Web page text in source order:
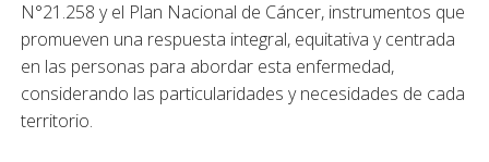
N°21.258 y el Plan Nacional de Cáncer, instrumentos que
promueven una respuesta integral, equitativa y centrada
en las personas para abordar esta enfermedad,
considerando las particularidades y necesidades de cada
territorio.